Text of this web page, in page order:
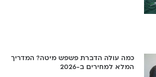
כמה עולה הדברת פשפש מיטה? המדריך
המלא למחירים ב-2026